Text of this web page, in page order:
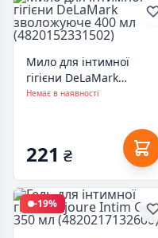
Мило для інтимної
гігієни DeLaMark
зволожуюче 400 мл
Немає в наявності
221 ₴
-19%